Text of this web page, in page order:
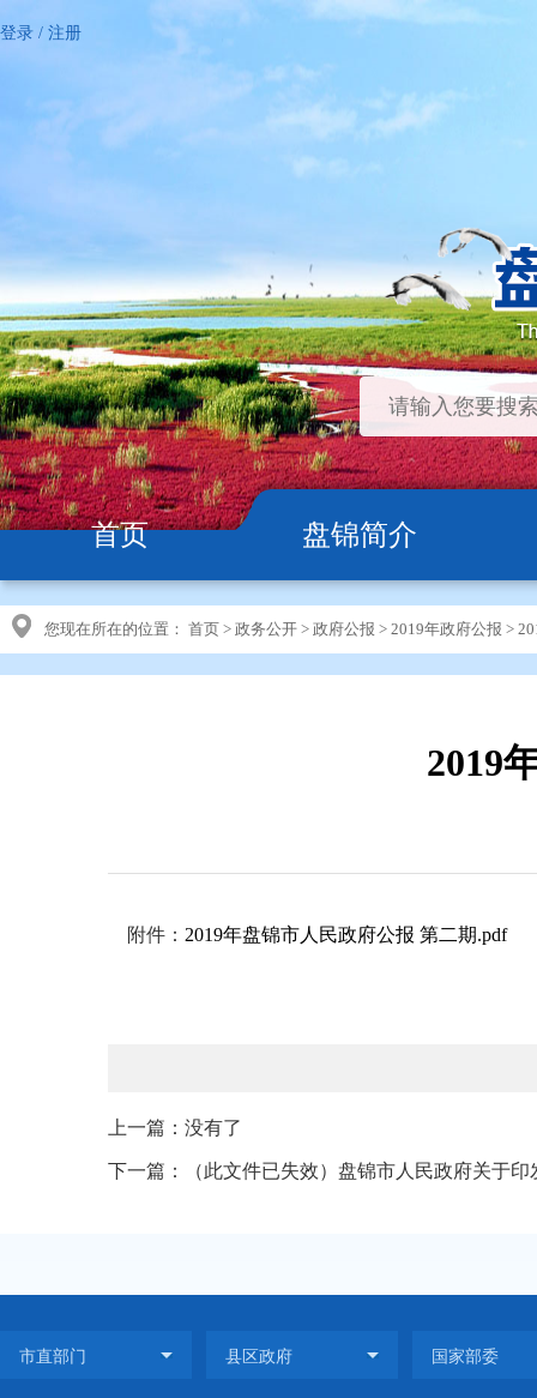
登录 / 注册
首页 盘锦简介
您现在所在的位置： 首页 > 政务公开 > 政府公报 > 2019年政府公报 >
2019
附件： 2019年盘锦市人民政府公报 第二期.pdf
上一篇：没有了
下一篇：（此文件已失效）盘锦市人民政府关于